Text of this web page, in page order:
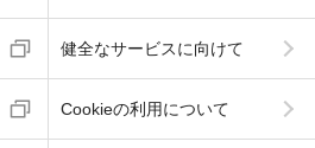
健全なサービスに向けて
Cookieの利用について